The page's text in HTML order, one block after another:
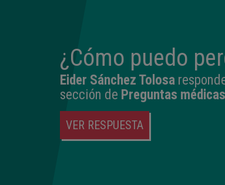
¿Cómo puedo
Eider Sánchez Tolosa
sección de Preguntas médicas
VER RESPUESTA